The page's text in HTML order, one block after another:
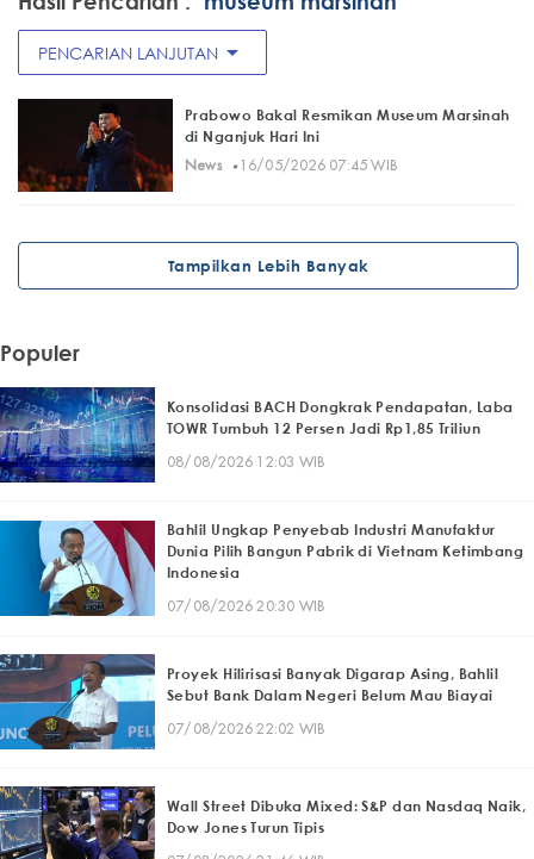
PENCARIAN LANJUTAN arrow_drop_down
Prabowo Bakal Resmikan Museum Marsinah
di Nganjuk Hari Ini
News· 16/05/2026 07:45 WIB
Tampilkan Lebih Banyak
Populer
Konsolidasi BACH Dongkrak Pendapatan, Laba
TOWR Tumbuh 12 Persen Jadi Rp1,85 Triliun
08/08/2026 12:03 WIB
Bahlil Ungkap Penyebab Industri Manufaktur
Dunia Pilih Bangun Pabrik di Vietnam Ketimbang
Indonesia
07/08/2026 20:30 WIB
Proyek Hilirisasi Banyak Digarap Asing, Bahlil
Sebut Bank Dalam Negeri Belum Mau Biayai
07/08/2026 22:02 WIB
Wall Street Dibuka Mixed: S&P dan Nasdaq Naik,
Dow Jones Turun Tipis